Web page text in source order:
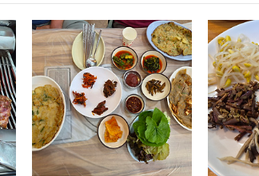
부터 알고는 있었지만 안 가봤
던 집인데 이 집 역시주원이의
강력한 추천으로 안 가면 안되
겠기에 마지막 식사할 집으로
낙점 ㅎㅎㅎ 강릉원조맛집 엄지
네포장마차 본점은 강릉시 포남
동 포남소공원 인근에 자리하고
있습니다.강릉역에서도 멀지 않
은 곳이고 강릉경찰서에서도 가
까운 거리입니다.본점에서 반경
갔던 집들
집을 알려
안 드는 집
후유증이
무조건 가
찾았던 고
릉본점은
존스 호텔
리타운에
이네와 양